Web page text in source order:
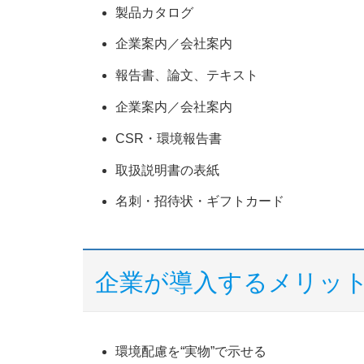
製品カタログ
企業案内／会社案内
報告書、論文、テキスト
企業案内／会社案内
CSR・環境報告書
取扱説明書の表紙
名刺・招待状・ギフトカード
企業が導入するメリッ
環境配慮を“実物”で示せる